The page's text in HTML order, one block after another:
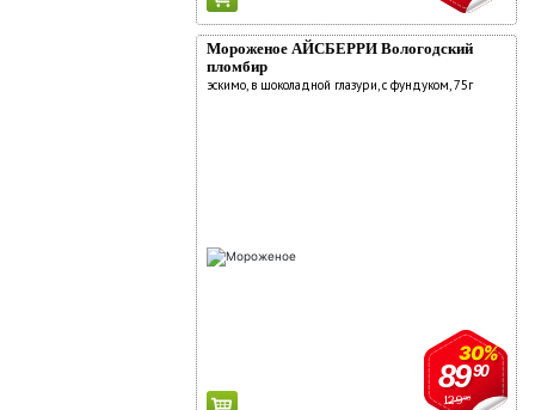
Мороженое АЙСБЕРРИ Вологодский
пломбир
эскимо, в шоколадной глазури, с фундуком, 75г
12990
30%
8990